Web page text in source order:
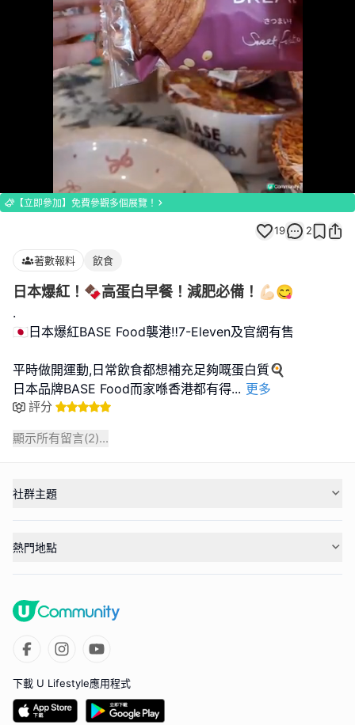
100.00%
【立即參加】免費參觀多個展覽！
19 2
著數報料 飲食
日本爆紅！🍫高蛋白早餐！減肥必備！💪🏻😋
.
🇯🇵日本爆紅BASE Food襲港‼️7-Eleven及官網有售
平時做開運動,日常飲食都想補充足夠嘅蛋白質🍳
日本品牌BASE Food而家喺香港都有得... 更多
評分
顯示所有留言(2)...
社群主題
熱門地點
下載 U Lifestyle應用程式